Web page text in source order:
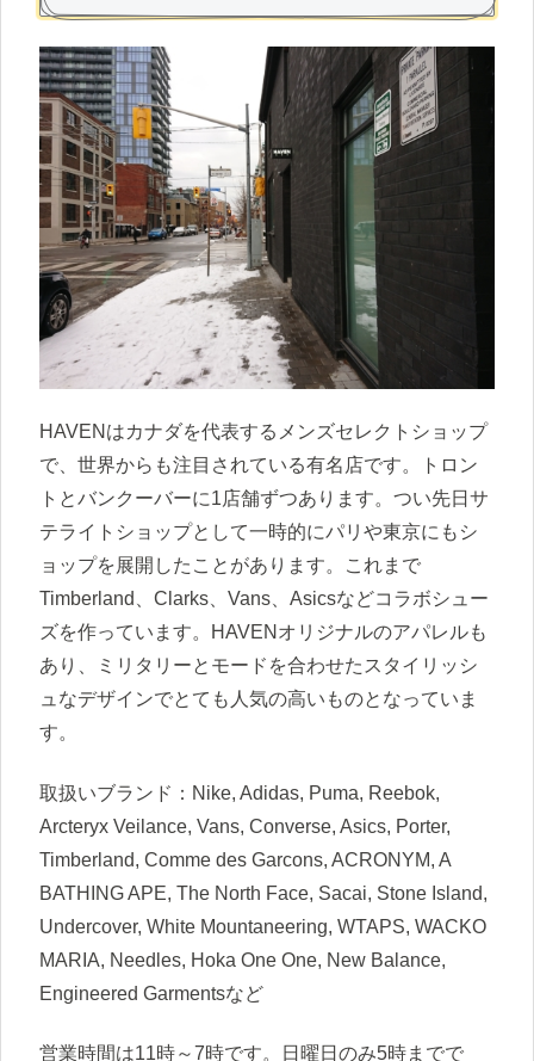
HAVENはカナダを代表するメンズセレクトショップ
で、世界からも注目されている有名店です。トロン
トとバンクーバーに1店舗ずつあります。つい先日サ
テライトショップとして一時的にパリや東京にもシ
ョップを展開したことがあります。これまで
Timberland、Clarks、Vans、Asicsなどコラボシュー
ズを作っています。HAVENオリジナルのアパレルも
あり、ミリタリーとモードを合わせたスタイリッシ
ュなデザインでとても人気の高いものとなっていま
す。
取扱いブランド：Nike, Adidas, Puma, Reebok,
Arcteryx Veilance, Vans, Converse, Asics, Porter,
Timberland, Comme des Garcons, ACRONYM, A
BATHING APE, The North Face, Sacai, Stone Island,
Undercover, White Mountaneering, WTAPS, WACKO
MARIA, Needles, Hoka One One, New Balance,
Engineered Garmentsなど
営業時間は11時～7時です。日曜日のみ5時までで